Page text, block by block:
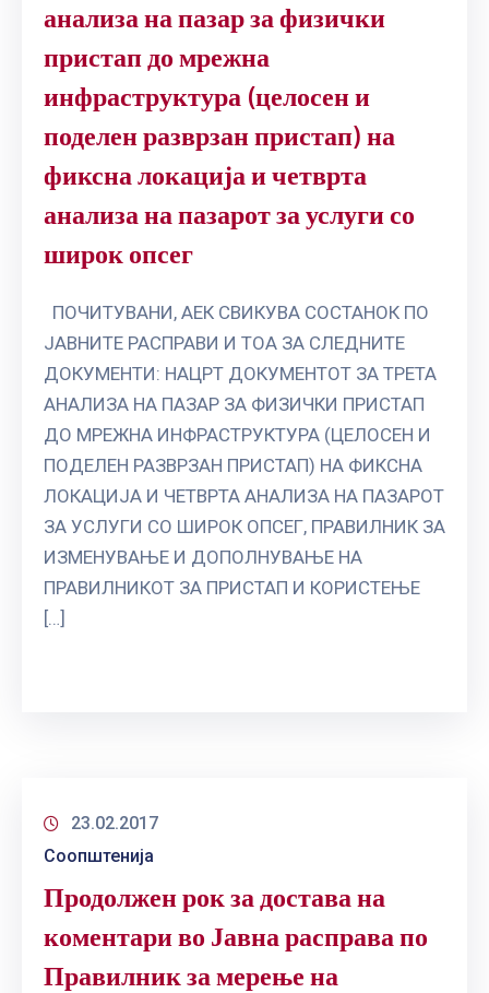
анализа на пазар за физички
пристап до мрежна
инфраструктура (целосен и
поделен разврзан пристап) на
фиксна локација и четврта
анализа на пазарот за услуги со
широк опсег
ПОЧИТУВАНИ, АЕК СВИКУВА СОСТАНОК ПО
ЈАВНИТЕ РАСПРАВИ И ТОА ЗА СЛЕДНИТЕ
ДОКУМЕНТИ: НАЦРТ ДОКУМЕНТОТ ЗА ТРЕТА
АНАЛИЗА НА ПАЗАР ЗА ФИЗИЧКИ ПРИСТАП
ДО МРЕЖНА ИНФРАСТРУКТУРА (ЦЕЛОСЕН И
ПОДЕЛЕН РАЗВРЗАН ПРИСТАП) НА ФИКСНА
ЛОКАЦИЈА И ЧЕТВРТА АНАЛИЗА НА ПАЗАРОТ
ЗА УСЛУГИ СО ШИРОК ОПСЕГ, ПРАВИЛНИК ЗА
ИЗМЕНУВАЊЕ И ДОПОЛНУВАЊЕ НА
ПРАВИЛНИКОТ ЗА ПРИСТАП И КОРИСТЕЊЕ
[…]
23.02.2017
Соопштенија
Продолжен рок за достава на
коментари во Јавна расправа по
Правилник за мерење на